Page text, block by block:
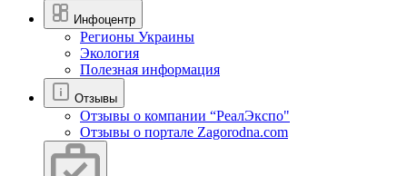
Инфоцентр
Регионы Украины
Экология
Полезная информация
Отзывы
Отзывы о компании “РеалЭкспо"
Отзывы о портале Zagorodna.com